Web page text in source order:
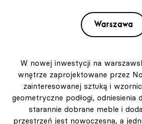
Warszawa
W nowej inwestycji na
wnętrze zaprojektowane przez
zainteresowanej sztuką i
geometryczne podłogi, odniesienia
starannie dobrane meble i
przestrzeń jest nowoczesna, a